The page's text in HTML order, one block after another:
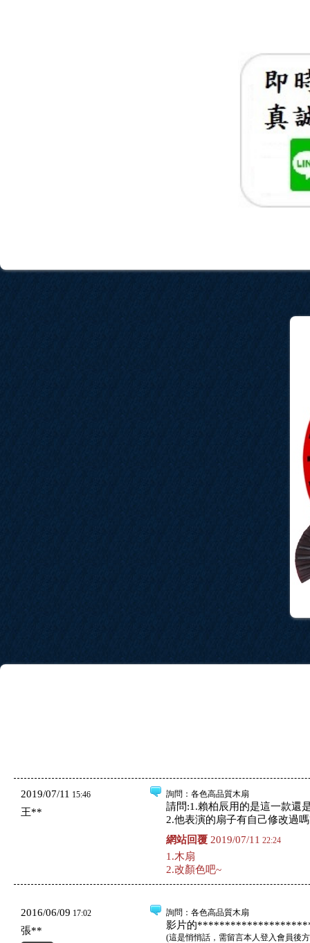
2019/07/11 15:46
王**
詢問 ：各色高品質木扇
請問:1.賴柏辰用的是這一款還
2.他表演的扇子有自己修改過
網站回覆 2019/07/11 22:24
1.木扇
2.改顏色吧~
2016/06/09 17:02
張**
詢問 ：各色高品質木扇
影片的
(這是悄悄話，需留言本人登入會員後